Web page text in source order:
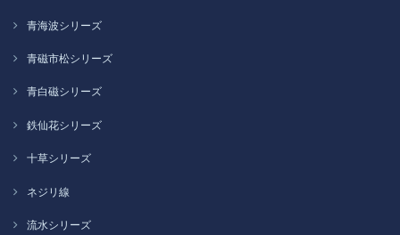
青海波シリーズ
青磁市松シリーズ
青白磁シリーズ
鉄仙花シリーズ
十草シリーズ
ネジリ線
流水シリーズ